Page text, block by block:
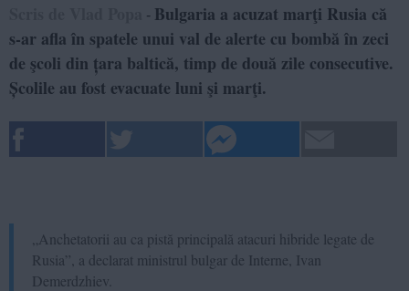
- Bulgaria a acuzat marţi Rusia că
s-ar afla în spatele unui val de alerte cu bombă în zeci
de şcoli din țara baltică, timp de două zile consecutive.
Școlile au fost evacuate luni şi marţi.
„Anchetatorii au ca pistă principală atacuri hibride legate de
Rusia”, a declarat ministrul bulgar de Interne, Ivan
Demerdzhiev.